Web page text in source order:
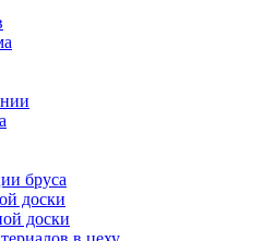
бруса
доски
доски